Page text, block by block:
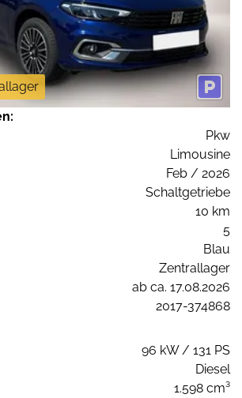
Pkw
Limousine
Feb / 2026
Schaltgetriebe
10 km
5
Blau
Zentrallager
ab ca. 17.08.2026
2017-374868
96 kW / 131 PS
Diesel
1.598 cm³